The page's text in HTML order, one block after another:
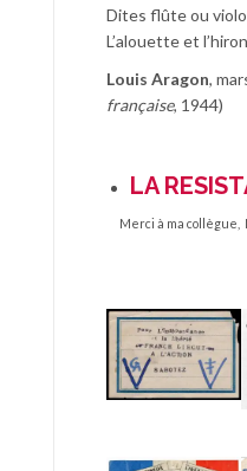
Dites flûte ou
L’alouette et
Louis Aragon,
française, 1944)
LA
Merci à ma collègue,